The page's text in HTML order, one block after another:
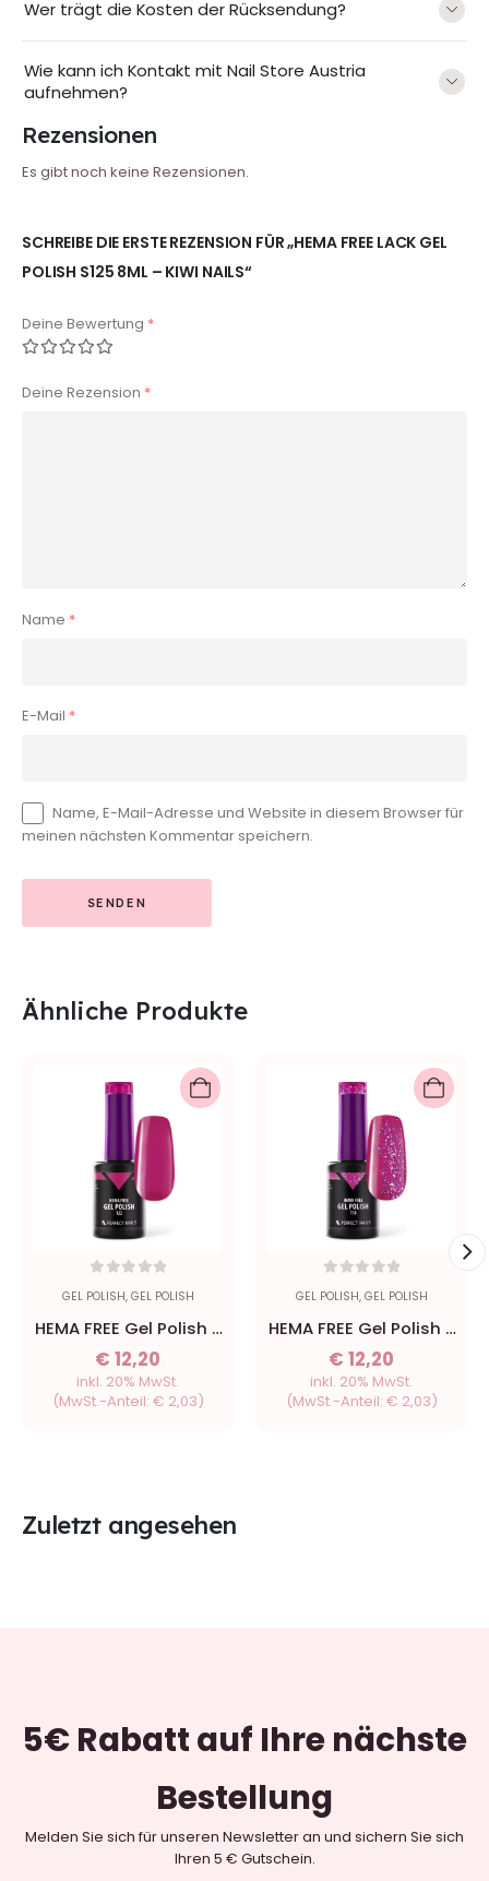
Wer trägt die Kosten der Rücksendung?
Wie kann ich Kontakt mit Nail Store Austria
aufnehmen?
Rezensionen
Es gibt noch keine Rezensionen.
SCHREIBE DIE ERSTE REZENSION FÜR „HEMA FREE LACK GEL
POLISH S125 8ML – KIWI NAILS“
Deine Bewertung *
Deine Rezension *
Name *
E-Mail *
Name, E-Mail-Adresse und Website in diesem Browser für
meinen nächsten Kommentar speichern.
Ähnliche Produkte
GEL POLISH, GEL POLISH
HEMA FREE Gel Polish -
122 Berry - 8ml
€ 12,20
inkl. 20% MwSt.
(MwSt.-Anteil: € 2,03)
GEL POLISH, GEL POLISH
HEMA FREE Gel Polish -
118 Nordic Pink - 8ml
€ 12,20
inkl. 20% MwSt.
(MwSt.-Anteil: € 2,03)
Zuletzt angesehen
5€ Rabattauf Ihre nächste
Bestellung
Melden Sie sich für unseren Newsletter an und sichern Sie sich
Ihren 5 € Gutschein.